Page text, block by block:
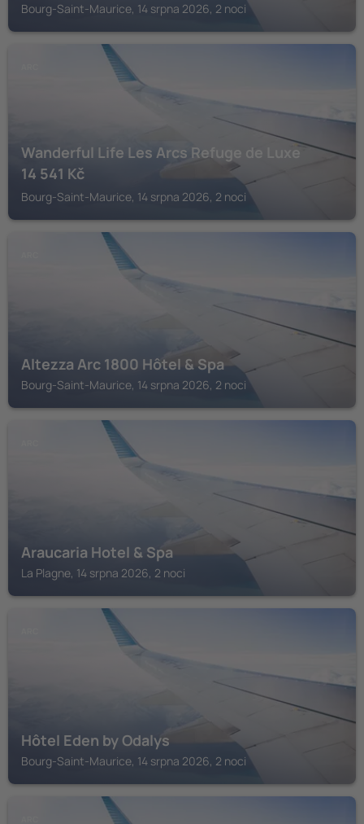
Bourg-Saint-Maurice, 14 srpna 2026, 2 noci
Wanderful Life Les Arcs Refuge de Luxe
14 541 Kč
Bourg-Saint-Maurice, 14 srpna 2026, 2 noci
Altezza Arc 1800 Hôtel & Spa
Bourg-Saint-Maurice, 14 srpna 2026, 2 noci
Araucaria Hotel & Spa
La Plagne, 14 srpna 2026, 2 noci
Hôtel Eden by Odalys
Bourg-Saint-Maurice, 14 srpna 2026, 2 noci